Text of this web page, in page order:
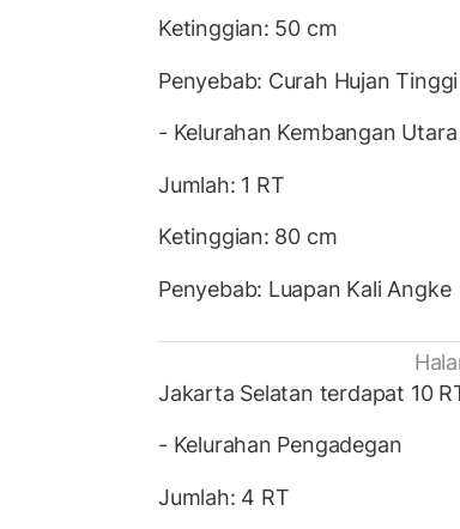
Ketinggian: 50 cm
Penyebab: Curah Hujan
- Kelurahan Kembangan Utara
Jumlah: 1 RT
Ketinggian: 80 cm
Penyebab: Luapan Kali Angke
Jakarta Selatan terdapat 10
- Kelurahan Pengadegan
Jumlah: 4 RT